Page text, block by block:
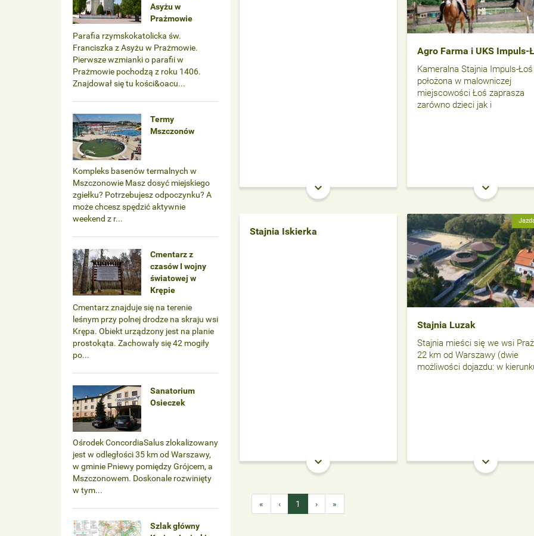
Asyżu w
Prażmowie
Parafia rzymskokatolicka św.
Franciszka z Asyżu w Prażmowie.
Pierwsze wzmianki o parafii w
Prażmowie pochodzą z roku 1406.
Znajdował się tu kości&oacu...
Termy
Mszczonów
Kompleks basenów termalnych w
Mszczonowie Masz dosyć miejskiego
zgiełku? Potrzebujesz odpoczynku? A
może chcesz spędzić aktywnie
weekend z r...
Cmentarz z
czasów I wojny
światowej w
Krępie
Cmentarz znajduje się na terenie
leśnym przy polnej drodze na skraju wsi
Krępa. Obiekt urządzony jest na planie
prostokąta. Zachowały się 42 mogiły
po...
Sanatorium
Osieczek
Ośrodek ConcordiaSalus zlokalizowany
jest w odległości 35 km od Warszawy,
w gminie Pniewy pomiędzy Grójcem, a
Mszczonowem. Doskonale rozwinięty
w tym...
Szlak główny
keyboard_arrow_down
Agro Farma i UKS Impuls-
Kameralna Stajnia Impuls-Łoś
położona w malowniczej
miejscowości Łoś zaprasza
zarówno dzieci jak i
keyboard_arrow_down
Stajnia Iskierka
keyboard_arrow_down
Stajnia Luzak
Stajnia mieści się we wsi
22 km od Warszawy (dwie
możliwości dojazdu: w
keyboard_arrow_down
« ‹ 1 › »